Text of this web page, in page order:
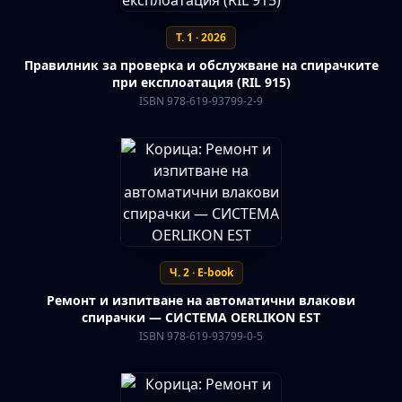
Т. 1 · 2026
Правилник за проверка и обслужване на спирачките
при експлоатация (RIL 915)
ISBN 978-619-93799-2-9
Ч. 2 · E-book
Ремонт и изпитване на автоматични влакови
спирачки — СИСТЕМА OERLIKON EST
ISBN 978-619-93799-0-5